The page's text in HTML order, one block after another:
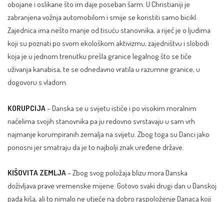
obojane i oslikane što im daje poseban šarm. U Christianiji je
zabranjena vožnja automobilom i smije se koristiti samo bicikl.
Zajednica ima nešto manje od tisuću stanovnika, a riječ je o ljudima
koji su poznati po svom ekološkom aktivizmu, zajedništvu i slobodi
koja je u jednom trenutku prešla granice legalnog što se tiče
uživanja kanabisa, te se odnedavno vratila u razumne granice, u
dogovoru s vladom.
KORUPCIJA– Danska se u svijetu ističe i po visokim moralnim
načelima svojih stanovnika pa ju redovno svrstavaju u sam vrh
najmanje korumpiranih zemalja na svijetu. Zbog toga su Danci jako
ponosni jer smatraju da je to najbolji znak uređene države.
KIŠOVITA ZEMLJA– Zbog svog položaja blizu mora Danska
doživljava prave vremenske mijene. Gotovo svaki drugi dan u Danskoj
pada kiša, ali to nimalo ne utječe na dobro raspoloženje Danaca koji